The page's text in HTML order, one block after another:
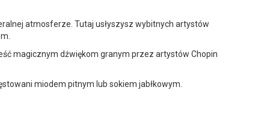
atmosferze. Tutaj usłyszysz wybitnych artystów
magicznym dźwiękom granym przez artystów Chopin
miodem pitnym lub sokiem jabłkowym.